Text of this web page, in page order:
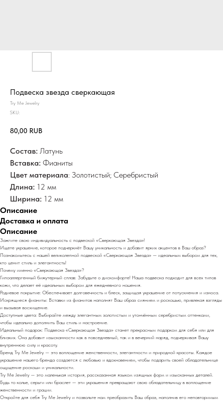
Подвеска звезда сверкающая
Try Me Jewelry
SKU:
80,00 RUB
Состав: Латунь
Вставка: Фианиты
Цвет материала: Золотистый; Серебристый
Длина: 12 мм
Ширина: 12 мм
Описание
Доставка и оплата
Описание
Зажгите свою индивидуальность с подвеской «Сверкающая Звезда»!
Ищете украшение, которое подчеркнёт Вашу уникальность и добавит ярких акцентов в Ваш образ?
Познакомьтесь с нашей великолепной подвеской «Сверкающая Звезда» — идеальным выбором для тех,
кто ценит стиль и элегантность!
Почему именно «Сверкающая Звезда»?
Гипоаллергенный бижутерный сплав: Забудьте о дискомфорте! Наша подвеска подходит для всех типов
кожи, что делает её идеальным выбором для ежедневного ношения.
Родиевое покрытие: Обеспечивает долговечность и блеск, защищая украшение от потускнения и износа.
Искрящиеся фианиты: Вставки из фианитов наполнят Ваш образ сиянием и роскошью, привлекая взгляды
и вызывая восхищение.
Доступные цвета: Выбирайте между элегантным золотистым и утончённым серебристым оттенками,
чтобы идеально дополнить Ваш стиль и настроение.
Идеальный подарок: Подвеска «Сверкающая Звезда» станет прекрасным подарком для себя или для
близких. Она добавит изысканности как в повседневный, так и в вечерний наряд, подчеркивая Вашу
внутреннюю силу и красоту.
Бренд Try Me Jewelry — это воплощение женственности, элегантности и природной красоты. Каждое
украшение нашего бренда создается с любовью и вдохновением, чтобы подарить своей обладательнице
ощущение роскоши и уникальности.
Try Me Jewelry — это маленькая история, рассказанная языком изящных форм и изысканных деталей.
Будь то колье, серьги или браслет — эти украшения превращают свою обладательницу в воплощение
женственности и грации.
Откройте для себя Try Me Jewelry и позвольте нам преобразить Ваш образ, наполнив его неповторимым